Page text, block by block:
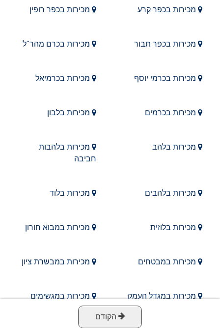
מכירות בכפר קרע מכירות בכפר רופין
מכירות בכפר תבור מכירות בכרם מהר"ל
מכירות בכרמי יוסף מכירות בכרמיאל
מכירות בכרמים מכירות בלבון
מכירות בלהב
מכירות בלהבות
חביבה
מכירות בלהבים מכירות בלוד
מכירות בלוזית מכירות במבוא חורון
מכירות במבטחים מכירות במבשרת ציון
מכירות במגדל העמק מכירות במגשימים
מכירות במודיעין עילית
הקודם